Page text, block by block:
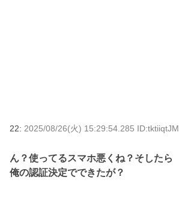
22: 2025/08/26(火) 15:29:54.285 ID:tktiiqtJM
ん？使ってるスマホ悪くね？そしたら
俺の認証決定でできたが？